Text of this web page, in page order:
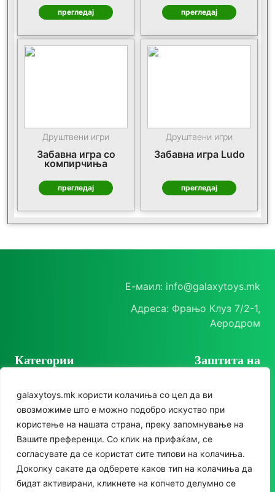
galaxytoys.mk користи колачиња со цел да ви
овозможиме што е можно подобро искуство при
користење на нашата страна, преку запомнување на
Вашите преференци. Со клик на прифаќам, се
согласувате да се користат сите типови на колачиња.
Доколку сакате да одберете каков тип на колачиња да
бидат активирани, кликнете на копчето делумно се
прегледај прегледај
Друштвени игри
Забавна игра со
компирчиња
прегледај
Друштвени игри
Забавна игра Ludo
прегледај
Е-маил: info@galaxytoys.mk
Адреса: Фрањо Клуз 7/2-1,
Аеродром
Категории
Сезонска опрема
Друштвени игри
За двор
Едукативни
Заштита на
Политика на
приватност
Политика за колачиња
Следете нè
Instagram
Facebook